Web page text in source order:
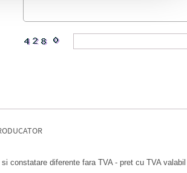
constatare diferente fara TVA - pret cu TVA